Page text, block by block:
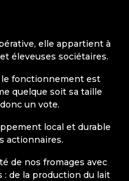
elle appartient à
éleveuses sociétaires.
le fonctionnement est
quelque soit sa taille
un vote.
local et durable
actionnaires.
de nos fromages avec
de la production du lait